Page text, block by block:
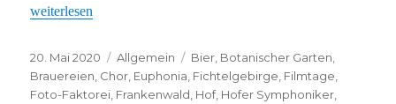
„Aller guten Dinge sind drei“
weiterlesen
Veröffentlicht
am
20. Mai 2020 Kategorien
Allgemein Schlagwörter
Bier Botanischer Garten
Brauereien Chor Euphonia Fichtelgebirge Filmtage
Foto-Faktorei Frankenwald Hof, Hofer Symphoniker